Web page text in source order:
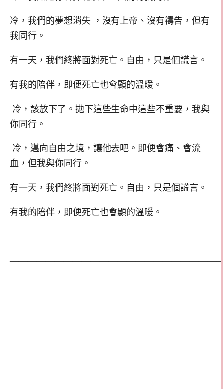
冷，我們的夢想消失 ，沒有上帝、沒有禱告，但有
我同行。
有一天，我們終將面對死亡。自由，只是個謊言。
有我的陪伴，即便死亡也會顯的溫暖。
冷，該放下了。拋下這些生命中這些不重要，我與
你同行。
冷，邁向自由之境，讓他去吧。即便會痛、會流
血，但我與你同行。
有一天，我們終將面對死亡。自由，只是個謊言。
有我的陪伴，即便死亡也會顯的溫暖。